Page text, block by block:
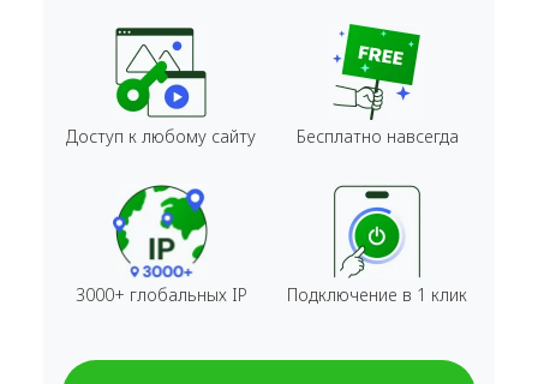
Доступ к любому сайту Бесплатно навсегда
3000+ глобальных IP Подключение в 1 клик